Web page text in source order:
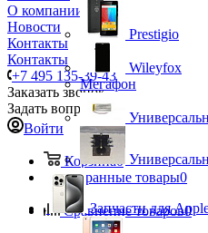
О компании
Новости
Контакты
Контакты
+7 495 135-39-43
Заказать звонок
Задать вопрос
Войти
Корзина0
Избранные товары0
Сравнение товаров0
Prestigio
Wileyfox
Мегафон
Запчасти для